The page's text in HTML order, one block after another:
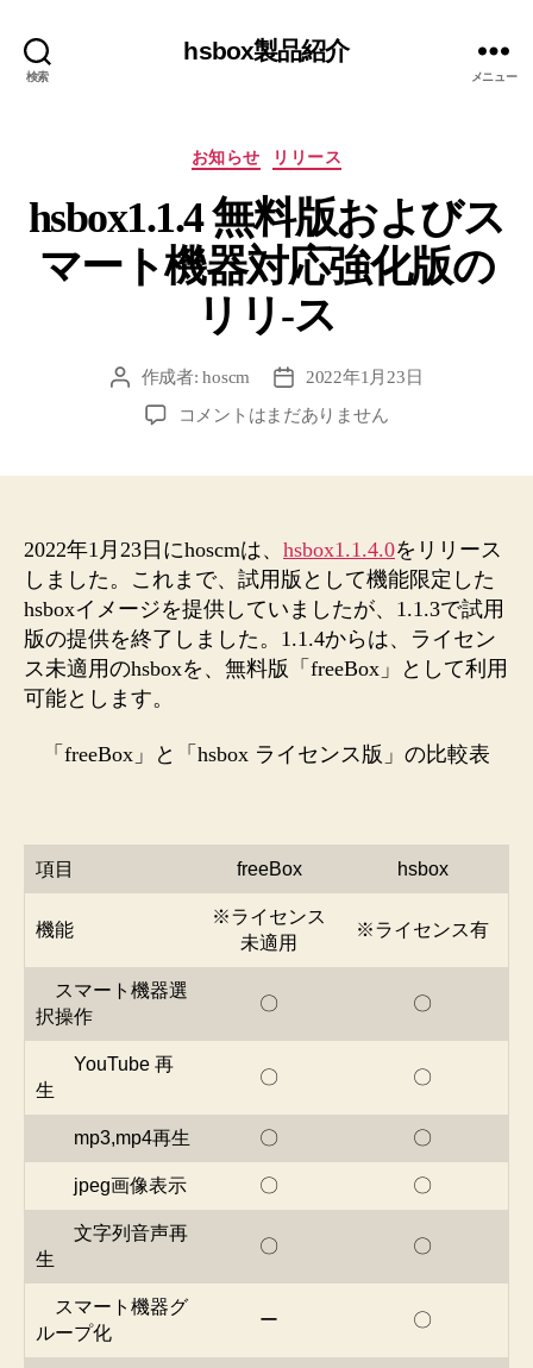
検索
hsbox製品紹介
メニュー
カ
ゴ
リ
ー
お知らせ リリース
hsbox1.1.4 無料版およびス
マート機器対応強化版の
リリ-ス
投
作成者:hoscm
投
稿
日
2022年1月23日
hsbox1.1.4
よ
び
ス
マ
ー
ト
対
ス
へ
コメントはまだありません
2022年1月23日にhoscmは、 hsbox1.1.4.0をリリース
しました。これまで、試用版として機能限定した
hsboxイメージを提供していましたが、1.1.3で試用
版の提供を終了しました。1.1.4からは、ライセン
ス未適用のhsboxを、無料版「freeBox」として利用
可能とします。
「freeBox」と「hsbox ライセンス版」の比較表
項目 freeBox hsbox
機能
※ライセンス
未適用
※ライセンス有
スマート機器選
択操作
〇 〇
YouTube 再
生
〇 〇
mp3,mp4再生 〇 〇
jpeg画像表示 〇 〇
文字列音声再
生
〇 〇
スマート機器グ
ループ化
ー 〇